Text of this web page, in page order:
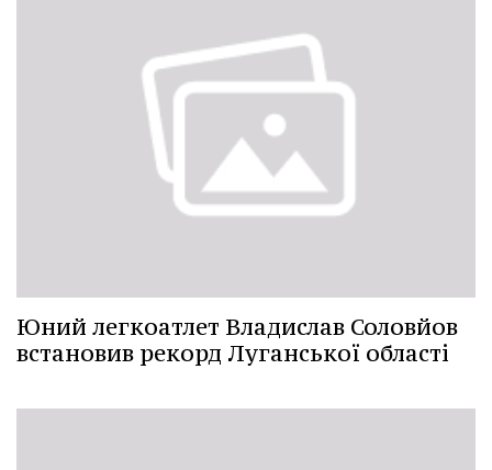
Юний легкоатлет Владислав Соловйов
встановив рекорд Луганської області